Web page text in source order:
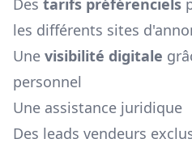
Des tarifs préférenciels
les différents sites
Une visibilité digitale
personnel
Une assistance juridique
Des leads vendeurs